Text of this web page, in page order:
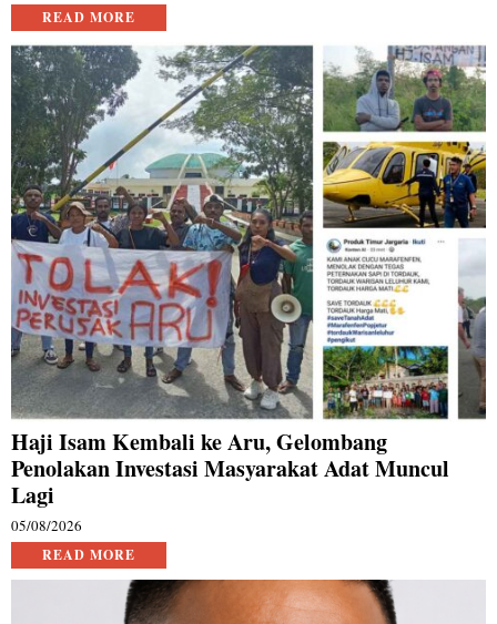
READ MORE
Haji Isam Kembali ke Aru, Gelombang
Penolakan Investasi Masyarakat Adat Muncul
Lagi
05/08/2026
READ MORE